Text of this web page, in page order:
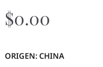
$0.00
ORIGEN: CHINA